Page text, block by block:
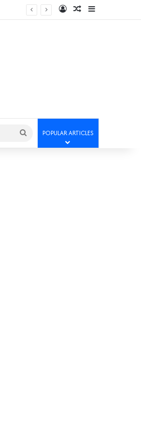
Log InRandom Article
Sidebar
Search
for
POPULAR ARTICLES